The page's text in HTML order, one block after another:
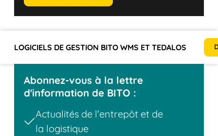
LOGICIELS DE GESTION BITO WMS ET TEDALOS
Abonnez-vous à la lettre
d'information de BITO :
Actualités de l'entrepôt et de
la logistique